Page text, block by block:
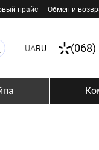
прайс Обмен и
UARU (068)